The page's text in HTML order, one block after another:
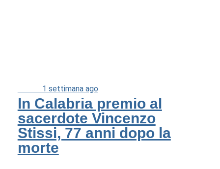
1 settimana ago
In Calabria premio al
sacerdote Vincenzo
Stissi, 77 anni dopo la
morte